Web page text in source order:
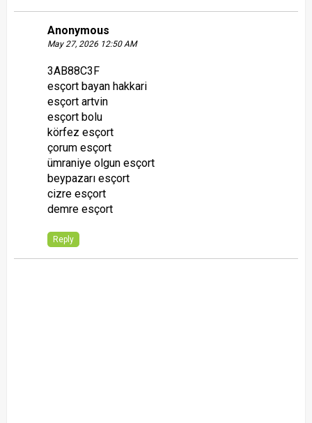
Anonymous
May 27, 2026 12:50 AM
3AB88C3F
esçort bayan hakkari
esçort artvin
esçort bolu
körfez esçort
çorum esçort
ümraniye olgun esçort
beypazarı esçort
cizre esçort
demre esçort
Reply